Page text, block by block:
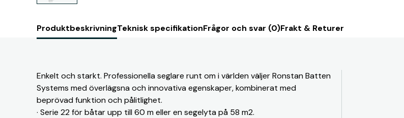
ProduktbeskrivningTeknisk specifikationFrågor och svar (0)Frakt & Returer
Enkelt och starkt. Professionella seglare runt om i världen väljer Ronstan Batten
Systems med överlägsna och innovativa egenskaper, kombinerat med
beprövad funktion och pålitlighet.
· Serie 22 för båtar upp till 60 m eller en segelyta på 58 m2.